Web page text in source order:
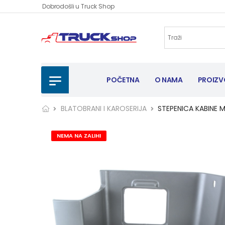
Dobrodošli u Truck Shop
POČETNA O NAMA
BLATOBRANI I KAROSERIJA STEPENICA KABINE
NEMA NA ZALIHI